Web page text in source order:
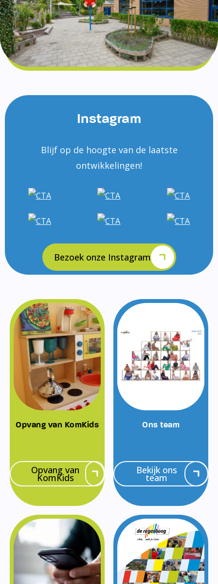
Instagram
Blijf op de hoogte van de laatste
ontwikkelingen!
Bezoek onze Instagram
Opvang van KomKids
Opvang van
KomKids
Ons team
Bekijk ons
team